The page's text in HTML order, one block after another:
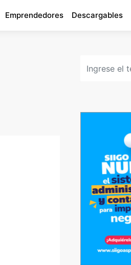
Emprendedores Descargables